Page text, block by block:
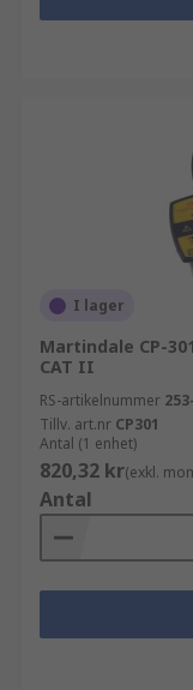
I lager
Martindale CP-
CAT II
RS-artikelnummer
Tillv. art.nr CP301
Antal (1 enhet)
820,32 kr(exkl.
Antal